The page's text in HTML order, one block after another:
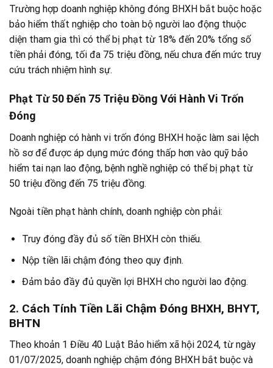
Trường hợp doanh nghiệp không đóng BHXH bắt buộc hoặc
bảo hiểm thất nghiệp cho toàn bộ người lao động thuộc
diện tham gia thì có thể bị phạt từ 18% đến 20% tổng số
tiền phải đóng, tối đa 75 triệu đồng, nếu chưa đến mức truy
cứu trách nhiệm hình sự.
Phạt Từ 50 Đến 75 Triệu Đồng Với Hành Vi Trốn
Đóng
Doanh nghiệp có hành vi trốn đóng BHXH hoặc làm sai lệch
hồ sơ để được áp dụng mức đóng thấp hơn vào quỹ bảo
hiểm tai nạn lao động, bệnh nghề nghiệp có thể bị phạt từ
50 triệu đồng đến 75 triệu đồng.
Ngoài tiền phạt hành chính, doanh nghiệp còn phải:
Truy đóng đầy đủ số tiền BHXH còn thiếu.
Nộp tiền lãi chậm đóng theo quy định.
Đảm bảo đầy đủ quyền lợi BHXH cho người lao động.
2. Cách Tính Tiền Lãi Chậm Đóng BHXH, BHYT,
BHTN
Theo khoản 1 Điều 40 Luật Bảo hiểm xã hội 2024, từ ngày
01/07/2025, doanh nghiệp chậm đóng BHXH bắt buộc và